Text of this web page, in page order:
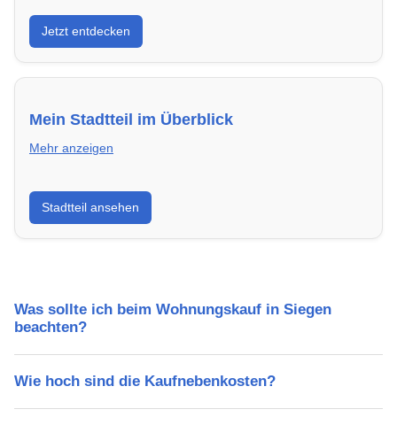
Entdecke Neubauprojekte in Siegen – modern,
energieeffizient und sofort bezugsfertig.
Jetzt entdecken
Mein Stadtteil im Überblick
Mehr anzeigen
Erfahre mehr über deinen Stadtteil in Siegen:
Lebensqualität, Verkehrsanbindung, Schulen,
Freizeitmöglichkeiten und Mietpreise.
Stadtteil ansehen
Was sollte ich beim Wohnungskauf in Siegen
beachten?
Wie hoch sind die Kaufnebenkosten?